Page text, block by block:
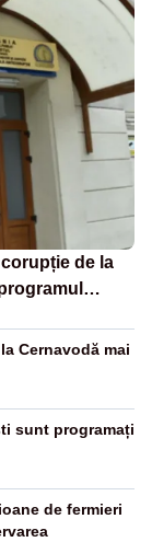
de la
Cernavodă mai
sunt programați
de fermieri